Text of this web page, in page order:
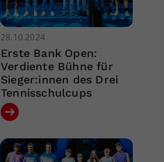
28.10.2024
Erste Bank Open:
Verdiente Bühne für
Sieger:innen des Drei
Tennisschulcups